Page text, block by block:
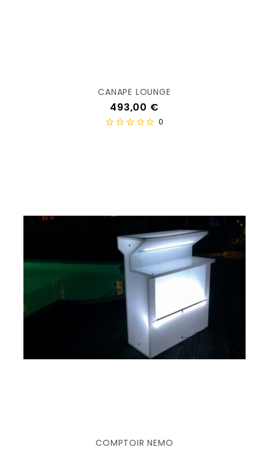
CANAPE LOUNGE
Prix
493,00 €
0
COMPTOIR NEMO